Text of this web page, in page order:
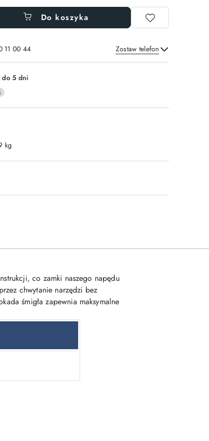
Do koszyka
11 00 44 Zostaw telefon
Wyślij
do 5 dni
kg
co zamki naszego napędu
chwytanie narzędzi bez
śmigła zapewnia maksymalne